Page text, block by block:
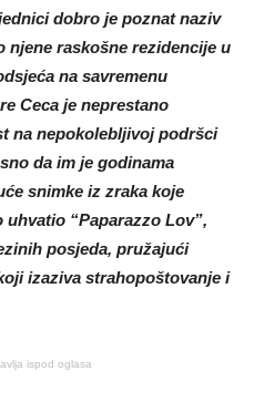
dobro je poznat naziv
raskošne rezidencije u
na savremenu
Ceca je neprestano
na nepokolebljivoj podršci
da im je godinama
snimke iz zraka koje
“Paparazzo Lov”,
posjeda, pružajući
izaziva strahopoštovanje i
ispod oglasa